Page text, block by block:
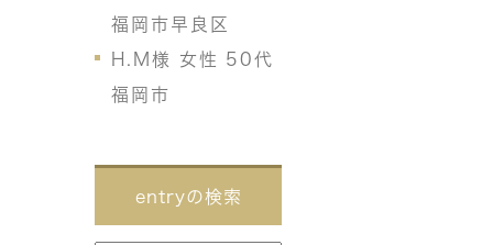
福岡市早良区
H.M様 女性 50代
福岡市
entryの検索